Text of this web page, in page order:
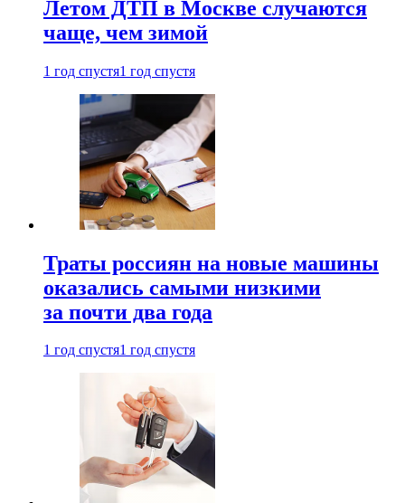
Летом ДТП в Москве случаются
чаще, чем зимой
1 год спустя1 год спустя
Траты россиян на новые машины
оказались самыми низкими
за почти два года
1 год спустя1 год спустя